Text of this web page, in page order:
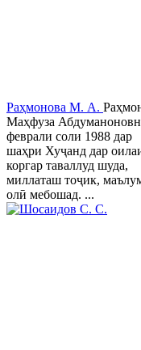
Раҳмонова М. А.
Маҳфуза
феврали соли 1988 дар
шаҳри Хуҷанд дар
коргар таваллуд шуда,
миллаташ тоҷик,
олӣ мебошад. ...